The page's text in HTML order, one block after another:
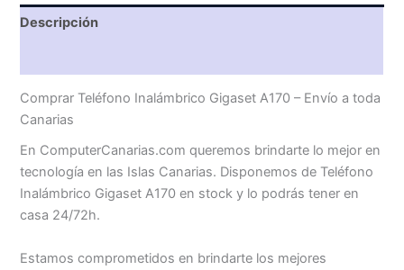
Descripción
Comprar Teléfono Inalámbrico Gigaset A170 – Envío a toda
Canarias
En ComputerCanarias.com queremos brindarte lo mejor en
tecnología en las Islas Canarias. Disponemos de Teléfono
Inalámbrico Gigaset A170 en stock y lo podrás tener en
casa 24/72h.
Estamos comprometidos en brindarte los mejores